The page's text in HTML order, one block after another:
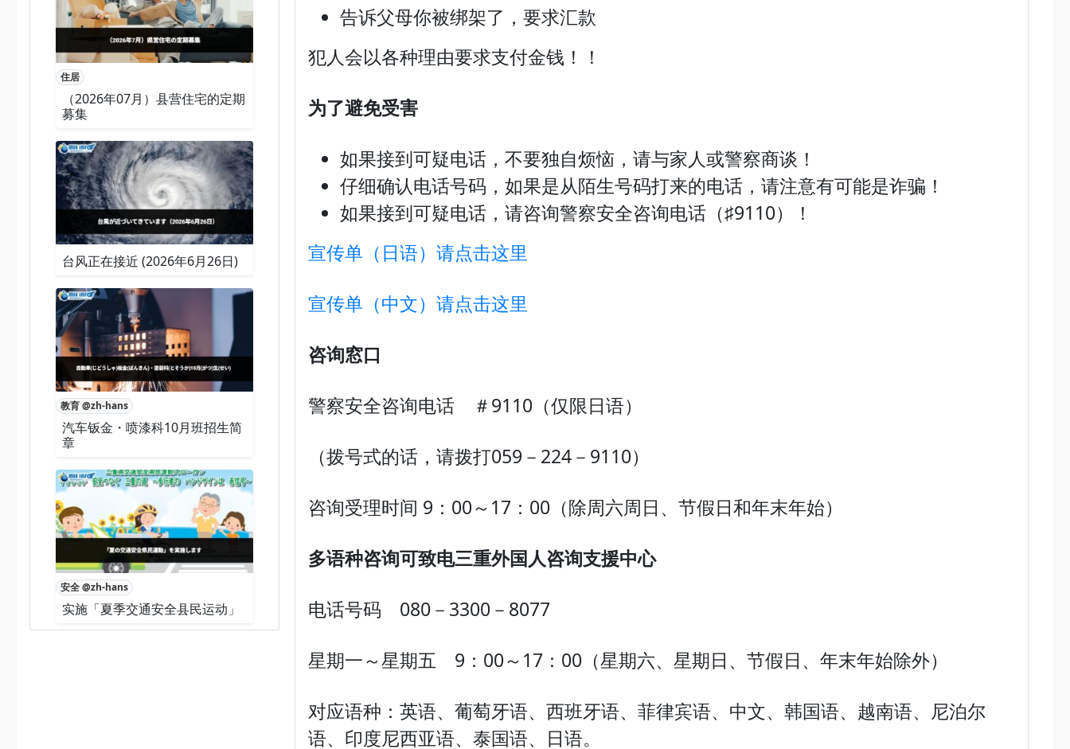
住居
（2026年07月）县营住宅的定期
募集
台风正在接近 (2026年6月26日)
教育 @zh-hans
汽车钣金・喷漆科10月班招生简
章
安全 @zh-hans
实施「夏季交通安全县民运动」
告诉父母你被绑架了，要求汇款
犯人会以各种理由要求支付金钱！！
为了避免受害
如果接到可疑电话，不要独自烦恼，请与家人或警察商谈！
仔细确认电话号码，如果是从陌生号码打来的电话，请注意有可能是诈骗！
如果接到可疑电话，请咨询警察安全咨询电话（♯9110）！
宣传单（日语）请点击这里
宣传单（中文）请点击这里
咨询窓口
警察安全咨询电话 ＃9110（仅限日语）
（拨号式的话，请拨打059－224－9110）
咨询受理时间 9：00～17：00（除周六周日、节假日和年末年始）
多语种咨询可致电三重外国人咨询支援中心
电话号码 080－3300－8077
星期一～星期五 9：00～17：00（星期六、星期日、节假日、年末年始除外）
对应语种：英语、葡萄牙语、西班牙语、菲律宾语、中文、韩国语、越南语、尼泊尔
语、印度尼西亚语、泰国语、日语。